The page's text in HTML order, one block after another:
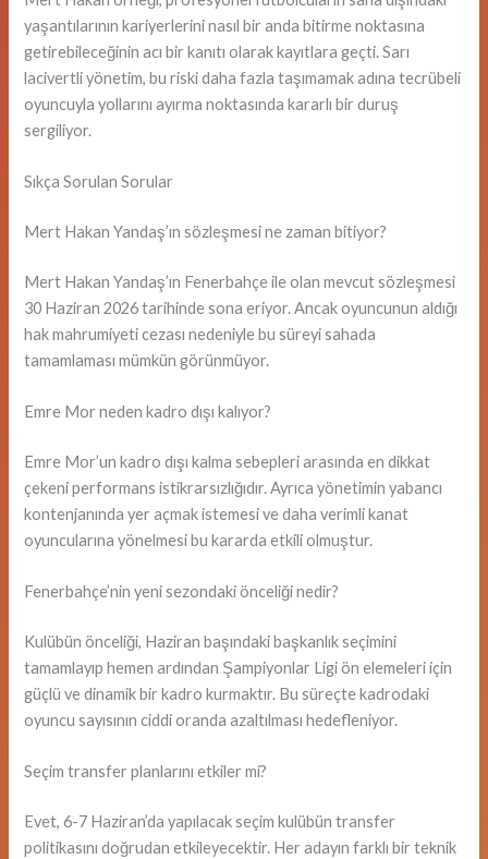
yaşantılarının kariyerlerini nasıl bir anda bitirme noktasına
getirebileceğinin acı bir kanıtı olarak kayıtlara geçti. Sarı
lacivertli yönetim, bu riski daha fazla taşımamak adına tecrübeli
oyuncuyla yollarını ayırma noktasında kararlı bir duruş
sergiliyor.
Sıkça Sorulan Sorular
Mert Hakan Yandaş’ın sözleşmesi ne zaman bitiyor?
Mert Hakan Yandaş’ın Fenerbahçe ile olan mevcut sözleşmesi
30 Haziran 2026 tarihinde sona eriyor. Ancak oyuncunun aldığı
hak mahrumiyeti cezası nedeniyle bu süreyi sahada
tamamlaması mümkün görünmüyor.
Emre Mor neden kadro dışı kalıyor?
Emre Mor’un kadro dışı kalma sebepleri arasında en dikkat
çekeni performans istikrarsızlığıdır. Ayrıca yönetimin yabancı
kontenjanında yer açmak istemesi ve daha verimli kanat
oyuncularına yönelmesi bu kararda etkili olmuştur.
Fenerbahçe’nin yeni sezondaki önceliği nedir?
Kulübün önceliği, Haziran başındaki başkanlık seçimini
tamamlayıp hemen ardından Şampiyonlar Ligi ön elemeleri için
güçlü ve dinamik bir kadro kurmaktır. Bu süreçte kadrodaki
oyuncu sayısının ciddi oranda azaltılması hedefleniyor.
Seçim transfer planlarını etkiler mi?
Evet, 6-7 Haziran’da yapılacak seçim kulübün transfer
politikasını doğrudan etkileyecektir. Her adayın farklı bir teknik